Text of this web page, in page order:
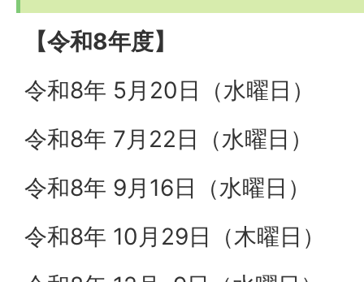
【令和8年度】
令和8年 5月20日（水曜日）
令和8年 7月22日（水曜日）
令和8年 9月16日（水曜日）
令和8年 10月29日（木曜日）